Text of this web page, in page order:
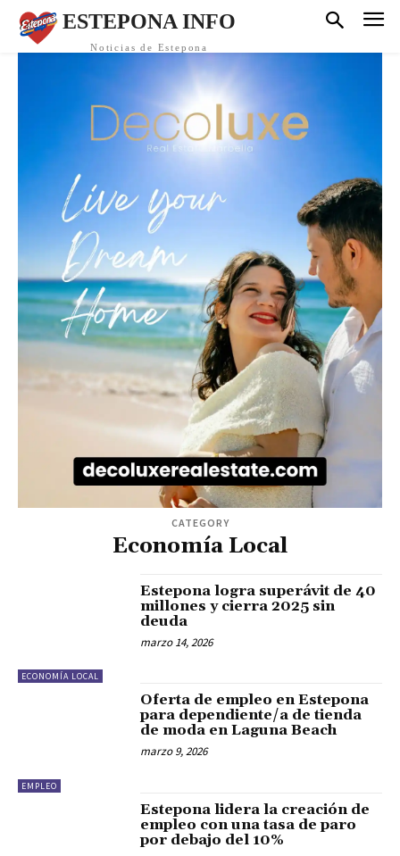
ESTEPONA INFO
Noticias de Estepona
CATEGORY
Economía Local
ECONOMÍA LOCAL
Estepona logra superávit de 40
millones y cierra 2025 sin
deuda
marzo 14, 2026
EMPLEO
Oferta de empleo en Estepona
para dependiente/a de tienda
de moda en Laguna Beach
marzo 9, 2026
Estepona lidera la creación de
empleo con una tasa de paro
por debajo del 10%